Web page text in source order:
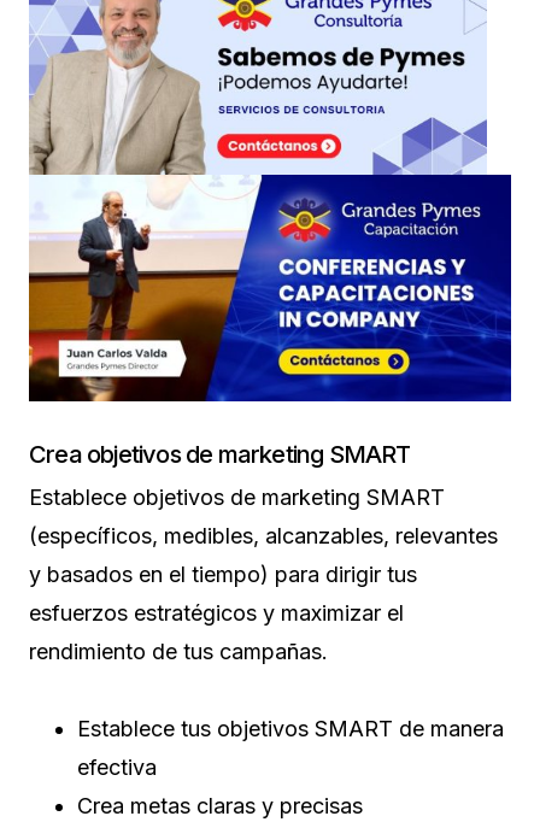
Crea objetivos de marketing SMART
Establece objetivos de marketing SMART
(específicos, medibles, alcanzables, relevantes
y basados en el tiempo) para dirigir tus
esfuerzos estratégicos y maximizar el
rendimiento de tus campañas.
Establece tus objetivos SMART de manera
efectiva
Crea metas claras y precisas